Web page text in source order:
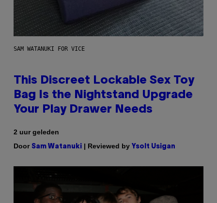
SAM WATANUKI FOR VICE
This Discreet Lockable Sex Toy
Bag Is the Nightstand Upgrade
Your Play Drawer Needs
2 uur geleden
Door Sam Watanuki | Reviewed by Ysolt Usigan